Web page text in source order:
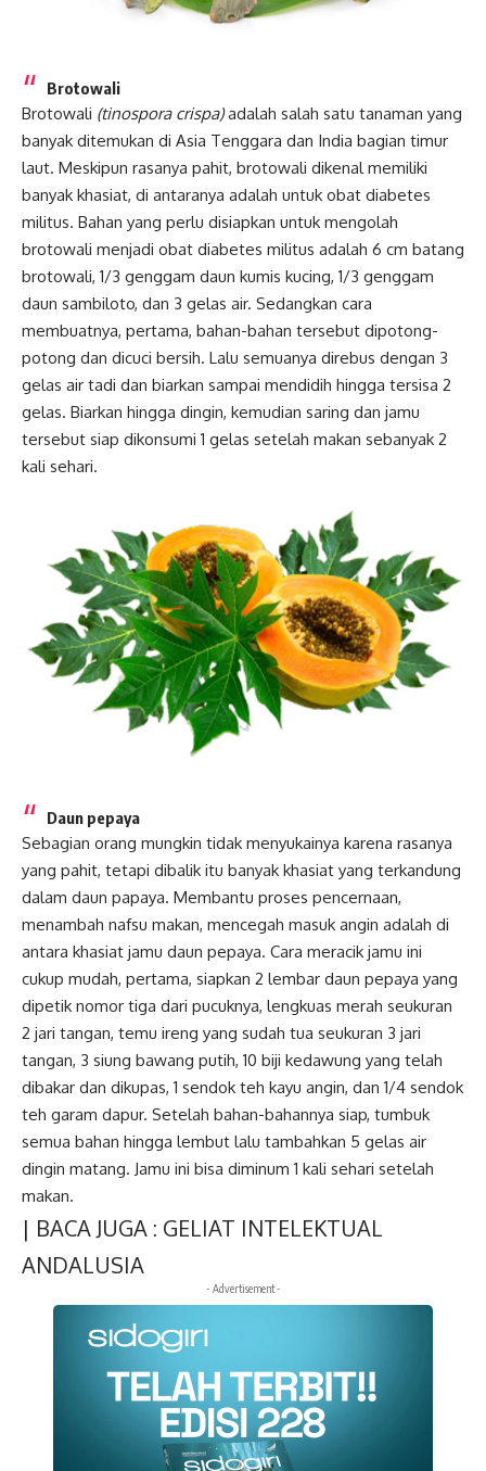
Brotowali
Brotowali (tinospora crispa)adalah salah satu tanaman yang
banyak ditemukan di Asia Tenggara dan India bagian timur
laut. Meskipun rasanya pahit, brotowali dikenal memiliki
banyak khasiat, di antaranya adalah untuk obat diabetes
militus. Bahan yang perlu disiapkan untuk mengolah
brotowali menjadi obat diabetes militus adalah 6 cm batang
brotowali, 1/3 genggam daun kumis kucing, 1/3 genggam
daun sambiloto, dan 3 gelas air. Sedangkan cara
membuatnya, pertama, bahan-bahan tersebut dipotong-
potong dan dicuci bersih. Lalu semuanya direbus dengan 3
gelas air tadi dan biarkan sampai mendidih hingga tersisa 2
gelas. Biarkan hingga dingin, kemudian saring dan jamu
tersebut siap dikonsumi 1 gelas setelah makan sebanyak 2
kali sehari.
Daun pepaya
Sebagian orang mungkin tidak menyukainya karena rasanya
yang pahit, tetapi dibalik itu banyak khasiat yang terkandung
dalam daun papaya. Membantu proses pencernaan,
menambah nafsu makan, mencegah masuk angin adalah di
antara khasiat jamu daun pepaya. Cara meracik jamu ini
cukup mudah, pertama, siapkan 2 lembar daun pepaya yang
dipetik nomor tiga dari pucuknya, lengkuas merah seukuran
2 jari tangan, temu ireng yang sudah tua seukuran 3 jari
tangan, 3 siung bawang putih, 10 biji kedawung yang telah
dibakar dan dikupas, 1 sendok teh kayu angin, dan 1/4 sendok
teh garam dapur. Setelah bahan-bahannya siap, tumbuk
semua bahan hingga lembut lalu tambahkan 5 gelas air
dingin matang. Jamu ini bisa diminum 1 kali sehari setelah
makan.
| BACA JUGA : GELIAT INTELEKTUAL
ANDALUSIA
- Advertisement -